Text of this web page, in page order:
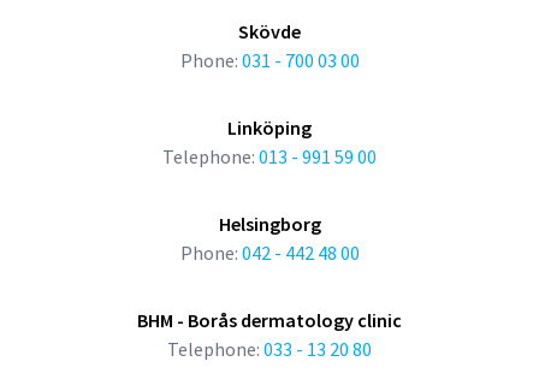
Skövde
Phone: 031 - 700 03 00
Linköping
Telephone: 013 - 991 59 00
Helsingborg
Phone: 042 - 442 48 00
BHM - Borås dermatology clinic
Telephone: 033 - 13 20 80